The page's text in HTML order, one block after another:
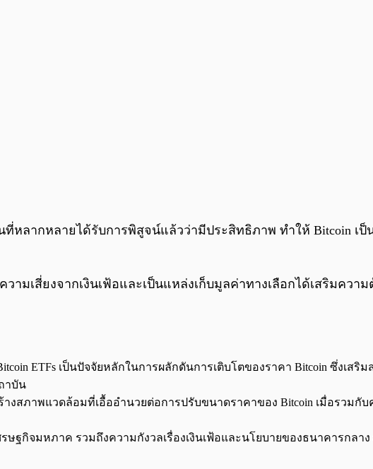
ที่หลากหลายได้รับการพิสูจน์แล้วว่ามีประสิทธิภาพ ทำให้ Bitcoin
มเสี่ยงจากเงินเฟ้อและเป็นแหล่งเก็บมูลค่าทางเลือกได้เสริมควา
ETFs เป็นปัจจัยหลักในการผลักดันการเติบโตของราคา Bitcoin ซึ่งเสริ
าบัน
งสภาพแวดล้อมที่เอื้ออำนวยต่อการปรับขนาดราคาของ Bitcoin เมื่อรวมกั
ษฐกิจมหภาค รวมถึงความกังวลเรื่องเงินเฟ้อและนโยบายของธนาคารกลา